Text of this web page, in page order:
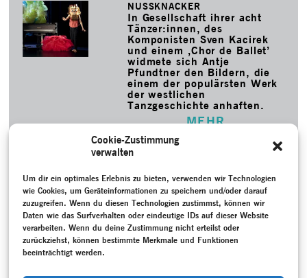
Cookie-Zustimmung
verwalten
Um dir ein optimales Erlebnis zu bieten, verwenden wir Technologien
wie Cookies, um Geräteinformationen zu speichern und/oder darauf
zuzugreifen. Wenn du diesen Technologien zustimmst, können wir
Daten wie das Surfverhalten oder eindeutige IDs auf dieser Website
verarbeiten. Wenn du deine Zustimmung nicht erteilst oder
zurückziehst, können bestimmte Merkmale und Funktionen
beeinträchtigt werden.
NUSSKNACKER
In Gesellschaft ihrer acht
Tänzer:innen, des
Komponisten Sven Kacirek
und einem ‚Chor de Ballet’
widmete sich Antje
Pfundtner den Bildern, die
einem der populärsten Werk
der westlichen
Tanzgeschichte anhaften.
MEHR
PIANO MEN
Pianist:innen, die als
Korrepetitor:innen
lebendige Archive des
Tanzes. In Paula Rosolens
Stück standen sie im
Mittelpunkt.
MEHR